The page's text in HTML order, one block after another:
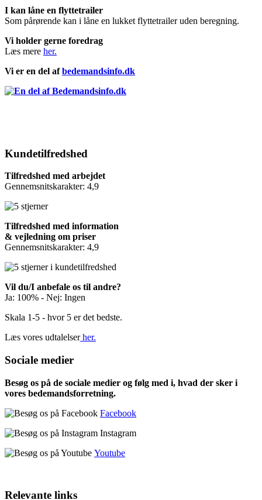
I kan låne en flyttetrailer
Som pårørende kan i låne en lukket flyttetrailer uden beregning.
Vi holder gerne foredrag
Læs mere her.
Vi er en del afbedemandsinfo.dk
Kundetilfredshed
Tilfredshed med arbejdet
Gennemsnitskarakter: 4,9
Tilfredshed med information
& vejledning om priser
Gennemsnitskarakter: 4,9
Vil du/I anbefale os til andre?
Ja: 100% - Nej: Ingen
Skala 1-5 - hvor 5 er det bedste.
Læs vores udtalelserher.
Sociale medier
Besøg os på de sociale medier og følg med i, hvad der sker i
vores bedemandsforretning.
Facebook
Instagram
Youtube
Relevante links